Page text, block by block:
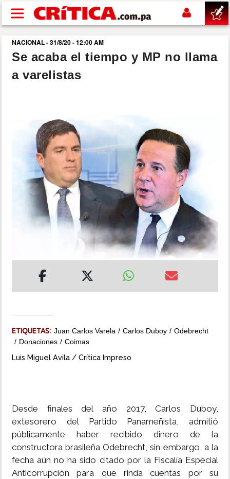
Pasar al contenido principal
buscar
SUCESOS
POLÍTICA
DEPORTES
MUNDO
MULTIMEDIA
NACIONAL - 31/8/20 - 12:00 AM
Se acaba el tiempo y MP no llama
a varelistas
ETIQUETAS: Juan Carlos Varela Carlos Duboy
Odebrecht
Donaciones
Coimas
Luis Miguel Avila / Crítica Impreso
Desde finales del año 2017, Carlos Duboy,
extesorero del Partido Panameñista, admitió
públicamente haber recibido dinero de la
constructora brasileña Odebrecht, sin embargo, a la
fecha aún no ha sido citado por la Fiscalía Especial
Anticorrupción para que rinda cuentas por su